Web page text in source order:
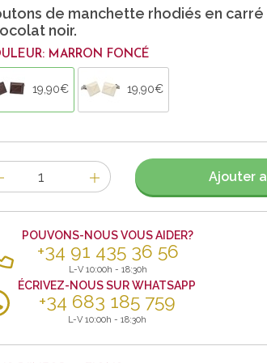
de manchette rhodiés en carré
noir.
COULEUR: MARRON FONCÉ
19,90€ 19,90€
Ajouter
POUVONS-NOUS VOUS AIDER?
+34 91 435 36 56
L-V 10:00h - 18:30h
ÉCRIVEZ-NOUS SUR WHATSAPP
+34 683 185 759
L-V 10:00h - 18:30h